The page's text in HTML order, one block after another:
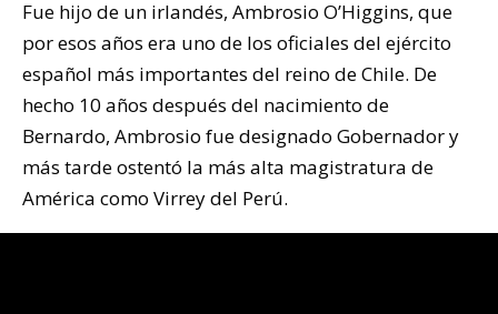
Fue hijo de un irlandés, Ambrosio O’Higgins, que
por esos años era uno de los oficiales del ejército
español más importantes del reino de Chile. De
hecho 10 años después del nacimiento de
Bernardo, Ambrosio fue designado Gobernador y
más tarde ostentó la más alta magistratura de
América como Virrey del Perú.